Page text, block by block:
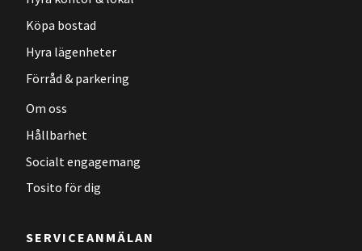
Köpa bostad
Hyra lägenheter
Förråd & parkering
Om oss
Hållbarhet
Socialt engagemang
Tosito för dig
SERVICEANMÄLAN